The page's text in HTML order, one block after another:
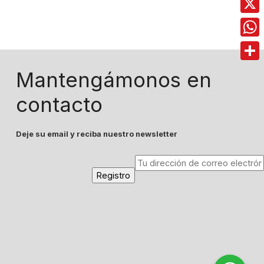
Mantengámonos en
contacto
Deje su email y reciba nuestro newsletter
X